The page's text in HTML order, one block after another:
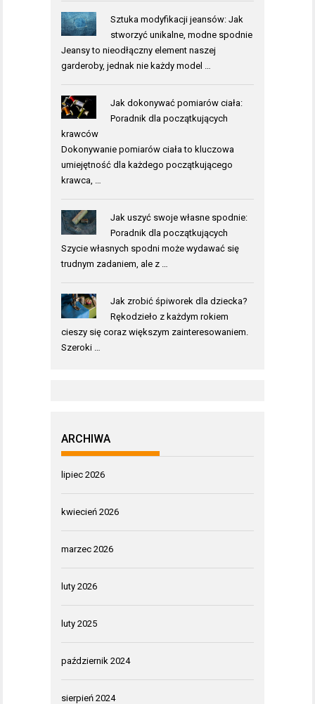
Sztuka modyfikacji jeansów: Jak
stworzyć unikalne, modne spodnie
Jeansy to nieodłączny element naszej
garderoby, jednak nie każdy model …
Jak dokonywać pomiarów ciała:
Poradnik dla początkujących
krawców
Dokonywanie pomiarów ciała to kluczowa
umiejętność dla każdego początkującego
krawca, …
Jak uszyć swoje własne spodnie:
Poradnik dla początkujących
Szycie własnych spodni może wydawać się
trudnym zadaniem, ale z …
Jak zrobić śpiworek dla dziecka?
Rękodzieło z każdym rokiem
cieszy się coraz większym zainteresowaniem.
Szeroki …
ARCHIWA
lipiec 2026
kwiecień 2026
marzec 2026
luty 2026
luty 2025
październik 2024
sierpień 2024